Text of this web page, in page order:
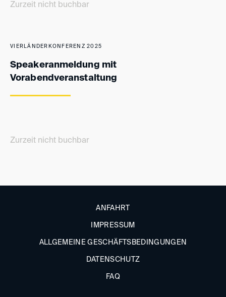
Zurzeit nicht buchbar
VIERLÄNDERKONFERENZ 2025
Speakeranmeldung mit
Vorabendveranstaltung
Zurzeit nicht buchbar
ANFAHRT
IMPRESSUM
ALLGEMEINE GESCHÄFTSBEDINGUNGEN
DATENSCHUTZ
FAQ